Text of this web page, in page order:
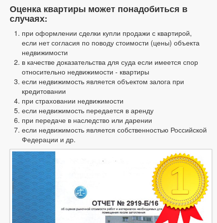
Оценка квартиры может понадобиться в
случаях:
при оформлении сделки купли продажи с квартирой,
если нет согласия по поводу стоимости (цены) объекта
недвижимости
в качестве доказательства для суда если имеется спор
относительно недвижимости - квартиры
если недвижимость является объектом залога при
кредитовании
при страховании недвижимости
если недвижимость передается в аренду
при передаче в наследство или дарении
если недвижимость является собственностью Российской
Федерации и др.